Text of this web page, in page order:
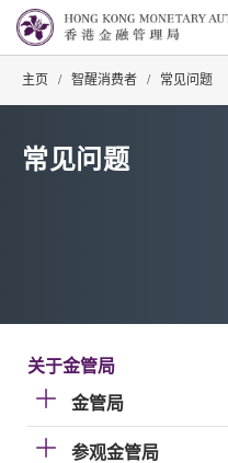
主页 / 智醒消费者 / 常见问题
常见问题
关于金管局
金管局
参观金管局